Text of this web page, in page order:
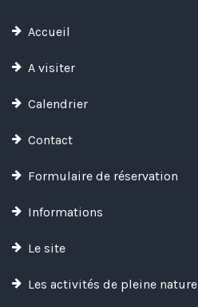
Accueil
A visiter
Calendrier
Contact
Formulaire de réservation
Informations
Le site
Les activités de pleine nature